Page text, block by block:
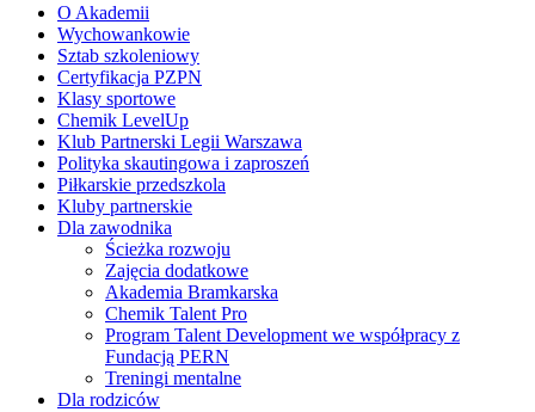
O Akademii
Wychowankowie
Sztab szkoleniowy
Certyfikacja PZPN
Klasy sportowe
Chemik LevelUp
Klub Partnerski Legii Warszawa
Polityka skautingowa i zaproszeń
Piłkarskie przedszkola
Kluby partnerskie
Dla zawodnika
Ścieżka rozwoju
Zajęcia dodatkowe
Akademia Bramkarska
Chemik Talent Pro
Program Talent Development we współpracy z
Fundacją PERN
Treningi mentalne
Dla rodziców